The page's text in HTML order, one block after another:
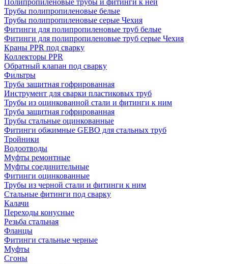
Трубы полипропиленовые белые
Трубы полипропиленовые серые Чехия
Фитинги для полипропиленовые труб белые
Фитинги для полипропиленовые труб серые Чехия
Краны PPR под сварку
Коллекторы PPR
Обратный клапан под сварку
Фильтры
Труба защитная гофрированная
Инструмент для сварки пластиковых труб
Трубы из оцинкованной стали и фитинги к ним
Труба защитная гофрированная
Трубы стальные оцинкованные
Фитинги обжимные GEBO для стальных труб
Тройники
Водоотводы
Муфты ремонтные
Муфты соединительные
Фитинги оцинкованные
Трубы из черной стали и фитинги к ним
Стальные фитинги под сварку
Калачи
Переходы конусные
Резьба стальная
Фланцы
Фитинги стальные черные
Муфты
Сгоны